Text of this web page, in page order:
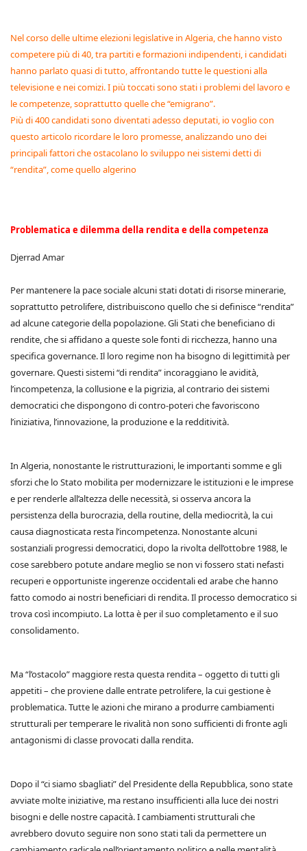
Nel corso delle ultime elezioni legislative in Algeria, che hanno visto
competere più di 40, tra partiti e formazioni indipendenti, i candidati
hanno parlato quasi di tutto, affrontando tutte le questioni alla
televisione e nei comizi. I più toccati sono stati i problemi del lavoro e
le competenze, soprattutto quelle che “emigrano”.
Più di 400 candidati sono diventati adesso deputati, io voglio con
questo articolo ricordare le loro promesse, analizzando uno dei
principali fattori che ostacolano lo sviluppo nei sistemi detti di
“rendita”, come quello algerino
Problematica e dilemma della rendita e della competenza
Djerrad Amar
Per mantenere la pace sociale alcuni stati dotati di risorse minerarie,
soprattutto petrolifere, distribuiscono quello che si definisce “rendita”
ad alcune categorie della popolazione. Gli Stati che beneficiano di
rendite, che si affidano a queste sole fonti di ricchezza, hanno una
specifica governance. Il loro regime non ha bisogno di legittimità per
governare. Questi sistemi “di rendita” incoraggiano le avidità,
l’incompetenza, la collusione e la pigrizia, al contrario dei sistemi
democratici che dispongono di contro-poteri che favoriscono
l’iniziativa, l’innovazione, la produzione e la redditività.
In Algeria, nonostante le ristrutturazioni, le importanti somme e gli
sforzi che lo Stato mobilita per modernizzare le istituzioni e le imprese
e per renderle all’altezza delle necessità, si osserva ancora la
persistenza della burocrazia, della routine, della mediocrità, la cui
causa diagnosticata resta l’incompetenza. Nonostante alcuni
sostanziali progressi democratici, dopo la rivolta dell’ottobre 1988, le
cose sarebbero potute andare meglio se non vi fossero stati nefasti
recuperi e opportuniste ingerenze occidentali ed arabe che hanno
fatto comodo ai nostri beneficiari di rendita. Il processo democratico si
trova così incompiuto. La lotta è per il suo completamento e il suo
consolidamento.
Ma “l’ostacolo” maggiore resta questa rendita – oggetto di tutti gli
appetiti – che proviene dalle entrate petrolifere, la cui gestione è
problematica. Tutte le azioni che mirano a produrre cambiamenti
strutturali per temperare le rivalità non sono sufficienti di fronte agli
antagonismi di classe provocati dalla rendita.
Dopo il “ci siamo sbagliati” del Presidente della Repubblica, sono state
avviate molte iniziative, ma restano insufficienti alla luce dei nostri
bisogni e delle nostre capacità. I cambiamenti strutturali che
avrebbero dovuto seguire non sono stati tali da permettere un